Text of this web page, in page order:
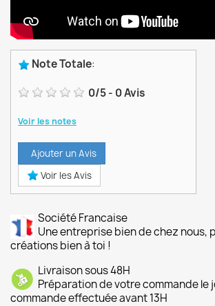
Note Totale:
0/5- 0Avis
Voir les notes
Ajouter un Avis
Voir les Avis
Société Francaise
Une entreprise bien de chez nous,
créations bien à toi !
Livraison sous 48H
Préparation de votre commande le
commande effectuée avant 13H